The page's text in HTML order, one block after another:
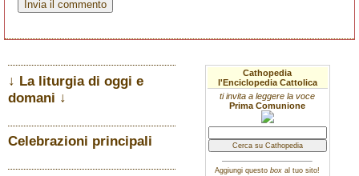
↓ La liturgia di oggi e
domani ↓
Celebrazioni principali
Cathopedia
l'Enciclopedia Cattolica
ti invita a leggere la voce
Prima Comunione
Aggiungi questo box al tuo sito!